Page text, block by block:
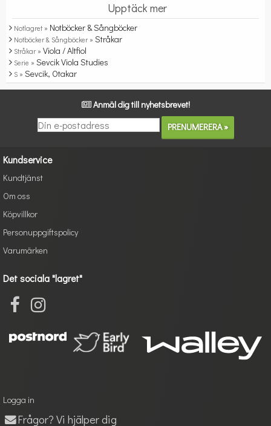
Upptäck mer
Notlagret » Notböcker & Sångböcker
Notböcker & Sångböcker » Stråkar
Stråkar » Viola / Altfiol
Serie » Sevcik Viola Studies
S » Sevcik, Otakar
Anmäl dig till nyhetsbrevet!
Kundservice
Kundtjänst
Om oss
Köpvillkor
Personuppgiftspolicy
Varumärken
Det sociala "lagret"
Logga in
Frågor? Vi hjälper dig